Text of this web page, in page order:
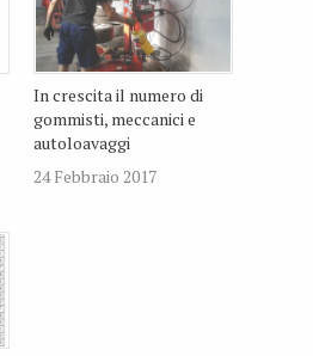
In crescita il numero di
gommisti, meccanici e
autoloavaggi
24 Febbraio 2017